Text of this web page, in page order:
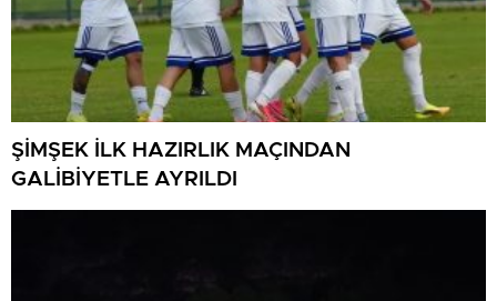
ŞİMŞEK İLK HAZIRLIK MAÇINDAN
GALİBİYETLE AYRILDI